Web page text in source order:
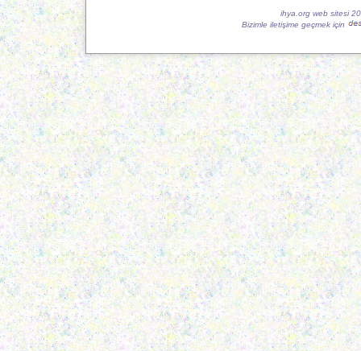
ihya.org web sitesi
Bizimle iletişime geçmek için